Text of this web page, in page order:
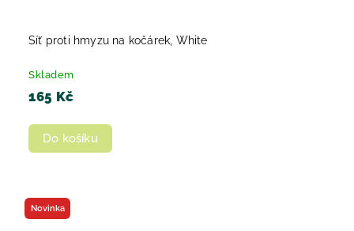
Síť proti hmyzu na kočárek, White
Skladem
165 Kč
Do košíku
Novinka